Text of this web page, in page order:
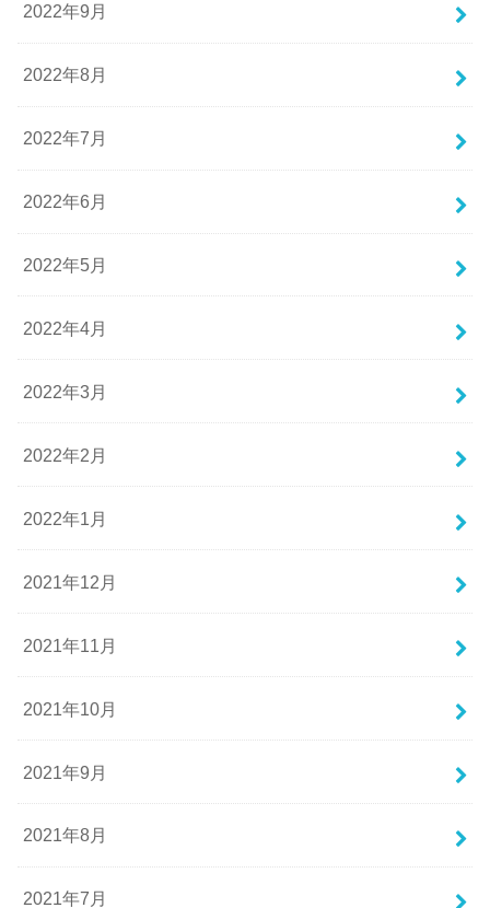
2022年9月
2022年8月
2022年7月
2022年6月
2022年5月
2022年4月
2022年3月
2022年2月
2022年1月
2021年12月
2021年11月
2021年10月
2021年9月
2021年8月
2021年7月